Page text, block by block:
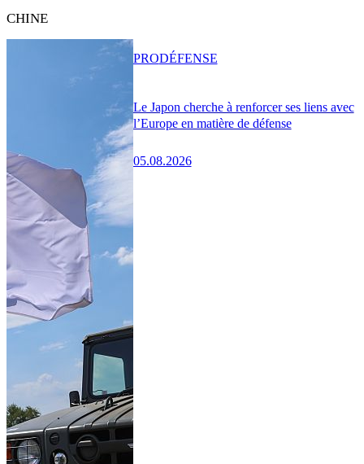
CHINE
Le Japon cherche à renforcer ses liens avec
l’Europe en matière de défense
05.08.2026
PRODÉFENSE